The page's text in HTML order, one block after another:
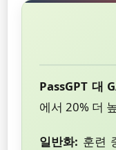
PassGPT 대
에서 20% 더
일반화: 훈련